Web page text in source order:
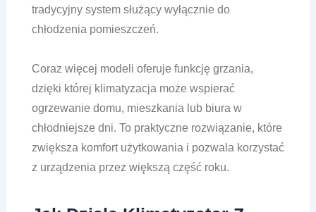
tradycyjny system służący wyłącznie do
chłodzenia pomieszczeń.
Coraz więcej modeli oferuje funkcję grzania,
dzięki której klimatyzacja może wspierać
ogrzewanie domu, mieszkania lub biura w
chłodniejsze dni. To praktyczne rozwiązanie, które
zwiększa komfort użytkowania i pozwala korzystać
z urządzenia przez większą część roku.